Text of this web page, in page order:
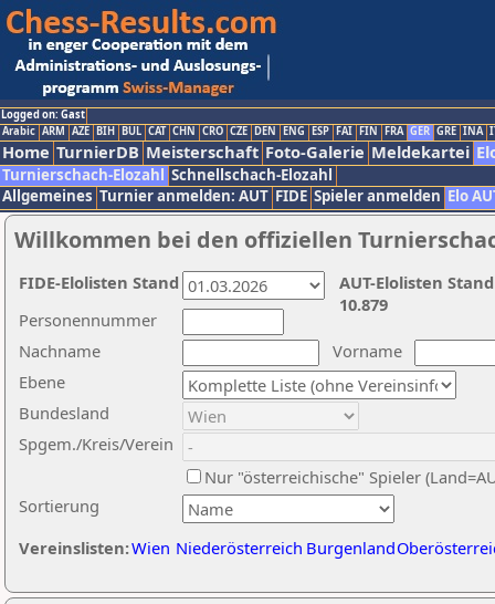
Logged on: Gast
Arabic ARM AZE BIH BUL CAT CHN CRO CZE DEN ENG ESP FAI FIN FRA GER GRE INA
Home TurnierDB Meisterschaft Foto-Galerie Meldekartei
Turnierschach-Elozahl Schnellschach-Elozahl
Allgemeines Turnier anmelden: AUT FIDE Spieler anmelden Elo
Willkommen bei den offiziellen
Nachname
Vorname
Ebene
Sortierung
Personennummer
Bundesland
Spgem./Kreis/Verein
Nur "österreichische" Spieler
Vereinslisten:Wien Niederösterreich Burgenland
AUT-Elolisten
10.879
FIDE-Elolisten Stand